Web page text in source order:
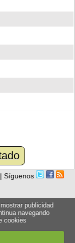
| Síguenos
publicidad
navegando
cookies